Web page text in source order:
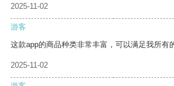
2025-11-02
游客
这款app的商品种类非常丰富，可以满足我所有
2025-11-02